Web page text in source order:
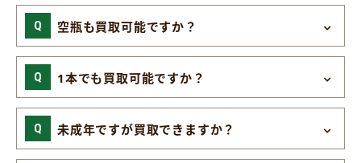
空瓶も買取可能ですか？
1本でも買取可能ですか？
未成年ですが買取できますか？